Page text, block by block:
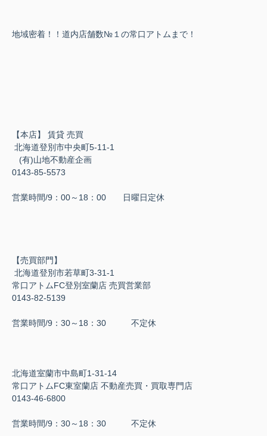
地域密着！！道内店舗数№１の常口アトムまで！
【本店】 賃貸 売買
北海道登別市中央町5-11-1
(有)山地不動産企画
0143-85-5573
営業時間/9：00～18：00 日曜日定休
【売買部門】
北海道登別市若草町3-31-1
常口アトムFC登別室蘭店 売買営業部
0143-82-5139
営業時間/9：30～18：30 不定休
北海道室蘭市中島町1-31-14
常口アトムFC東室蘭店 不動産売買・買取専門店
0143-46-6800
営業時間/9：30～18：30 不定休